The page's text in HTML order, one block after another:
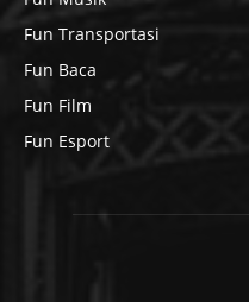
Fun Transportasi
Fun Baca
Fun Film
Fun Esport